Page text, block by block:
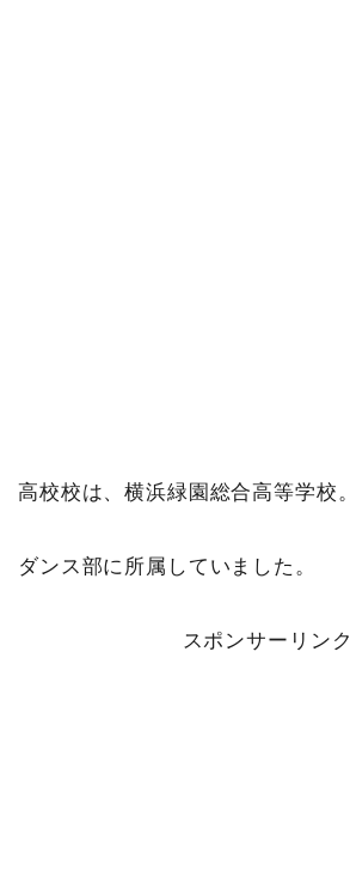
高校校は、横浜緑園総合高等学校。
ダンス部に所属していました。
スポンサーリンク